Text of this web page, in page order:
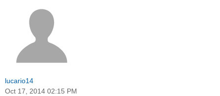
lucario14
Oct 17, 2014 02:15 PM